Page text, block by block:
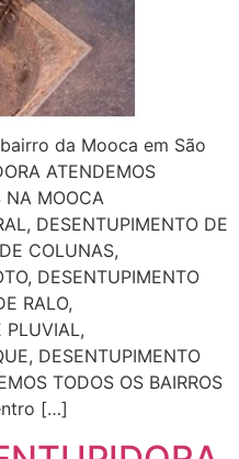
da Mooca em São
ATENDEMOS
NA MOOCA
DESENTUPIMENTO DE
COLUNAS,
DESENTUPIMENTO
RALO,
PLUVIAL,
DESENTUPIMENTO
TODOS OS BAIRROS
[…]